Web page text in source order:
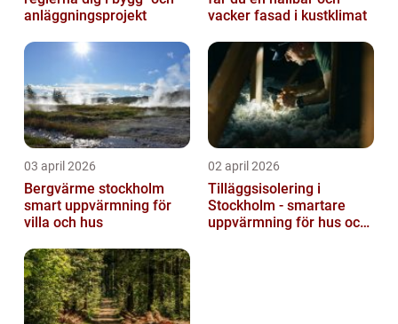
anläggningsprojekt
vacker fasad i kustklimat
03 april 2026
Bergvärme stockholm
smart uppvärmning för
villa och hus
02 april 2026
Tilläggsisolering i
Stockholm - smartare
uppvärmning för hus och